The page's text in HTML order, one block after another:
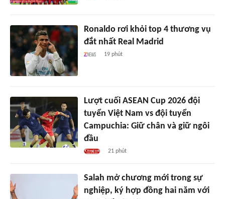
Ronaldo rơi khỏi top 4 thương vụ
đắt nhất Real Madrid
19 phút
Lượt cuối ASEAN Cup 2026 đội
tuyển Việt Nam vs đội tuyển
Campuchia: Giữ chân và giữ ngôi
đầu
21 phút
Salah mở chương mới trong sự
nghiệp, ký hợp đồng hai năm với